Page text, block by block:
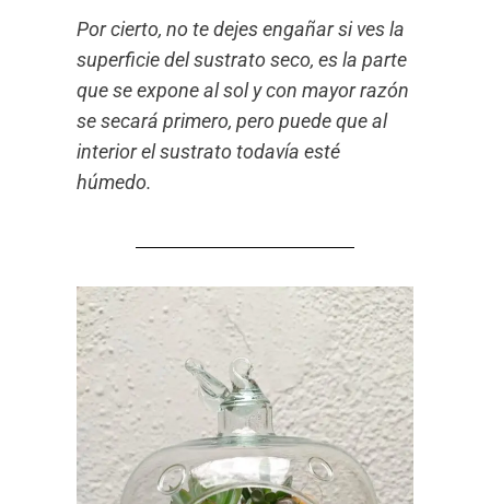
Por cierto, no te dejes engañar si ves la
superficie del sustrato seco, es la parte
que se expone al sol y con mayor razón
se secará primero, pero puede que al
interior el sustrato todavía esté
húmedo.